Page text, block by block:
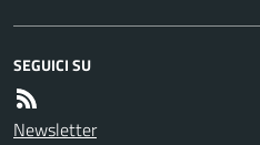
SEGUICI SU
Newsletter